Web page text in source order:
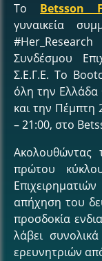
Το Betsson
γυναικεία
Συνδέσμου
Σ.Ε.Γ.Ε. Το
όλη την Ελλάδα
και την Πέμπτη
– 21:00, στο
Ακολουθώντας
πρώτου
απήχηση του
προσδοκία
λάβει
ερευνητριών